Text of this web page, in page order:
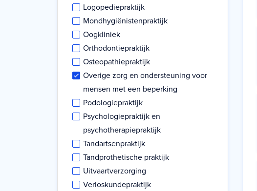
Logopediepraktijk
Mondhygiënistenpraktijk
Oogkliniek
Orthodontiepraktijk
Osteopathiepraktijk
Overige zorg en ondersteuning voor
mensen met een beperking
Podologiepraktijk
Psychologiepraktijk en
psychotherapiepraktijk
Tandartsenpraktijk
Tandprothetische praktijk
Uitvaartverzorging
Verloskundepraktijk